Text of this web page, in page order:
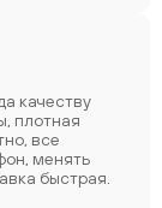
плотная
все
менять
быстрая.